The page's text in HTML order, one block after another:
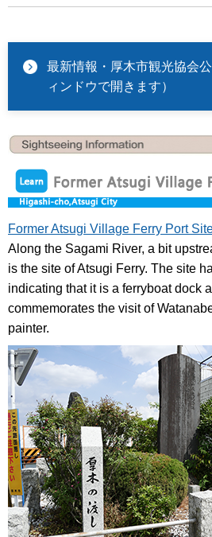
最新情報・厚木市観光協会
ィンドウで開きます）
Former Atsugi Village Ferry Port
Along the Sagami River, a bit
is the site of Atsugi Ferry. The site
indicating that it is a ferryboat dock
commemorates the visit of
painter.